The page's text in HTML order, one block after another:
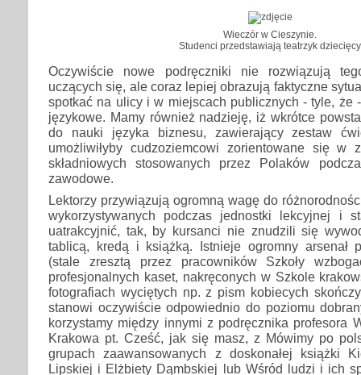
Wieczór w Cieszynie.
Studenci przedstawiają teatrzyk dziecięcy
Oczywiście nowe podręczniki nie rozwiązują
uczących się, ale coraz lepiej obrazują faktyczne
spotkać na ulicy i w miejscach publicznych - tyle, że
językowe. Mamy również nadzieję, iż wkrótce
do nauki języka biznesu, zawierający zestaw
umożliwiłyby cudzoziemcowi zorientowane się w
składniowych stosowanych przez Polaków
zawodowe.
Lektorzy przywiązują ogromną wagę do
wykorzystywanych podczas jednostki lekcyjnej i
uatrakcyjnić, tak, by kursanci nie znudzili się
tablicą, kredą i książką. Istnieje ogromny arsenał
(stale zresztą przez pracowników Szkoły
profesjonalnych kaset, nakręconych w Szkole
fotografiach wyciętych np. z pism kobiecych
stanowi oczywiście odpowiednio do poziomu
korzystamy między innymi z podręcznika profesora
Krakowa pt. Cześć, jak się masz, z Mówimy po
grupach zaawansowanych z doskonałej książki
Lipskiej i Elżbiety Dąmbskiej lub Wśród ludzi i ich